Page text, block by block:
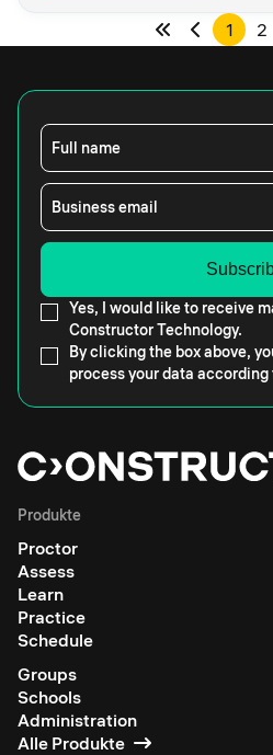
1 2
Full name
Business email
Yes, I would like to receive
Constructor Technology.
By clicking the box above,
process your data according
Produkte
Proctor
Assess
Learn
Practice
Schedule
Groups
Schools
Administration
Alle Produkte